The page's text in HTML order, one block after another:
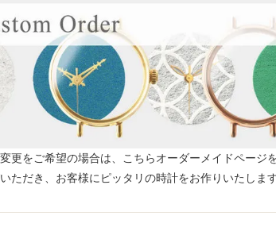
更をご希望の場合は、こちらオーダーメイドページ
ただき、お客様にピッタリの時計をお作りいたしま